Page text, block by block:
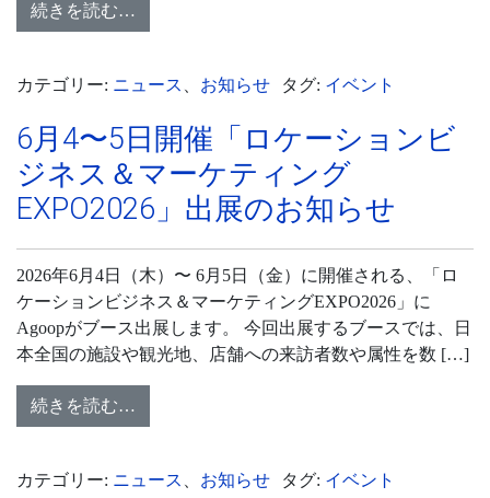
続きを読む…
カテゴリー: ニュース お知らせ タグ: イベント
6月4〜5日開催「ロケーションビ
ジネス＆マーケティング
EXPO2026」出展のお知らせ
2026年6月4日（木）〜 6月5日（金）に開催される、「ロ
ケーションビジネス＆マーケティングEXPO2026」に
Agoopがブース出展します。 今回出展するブースでは、日
本全国の施設や観光地、店舗への来訪者数や属性を数 […]
続きを読む…
カテゴリー: ニュース お知らせ タグ: イベント